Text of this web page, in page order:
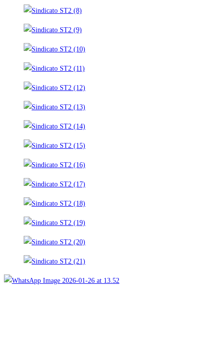
COMUNICADO | Sindicato de
Supervisores CMDIC frente a
renuncia de CEO de Collahuasi,
Jorge Gómez
Revisa el comunicado del Sindicato a continuación: